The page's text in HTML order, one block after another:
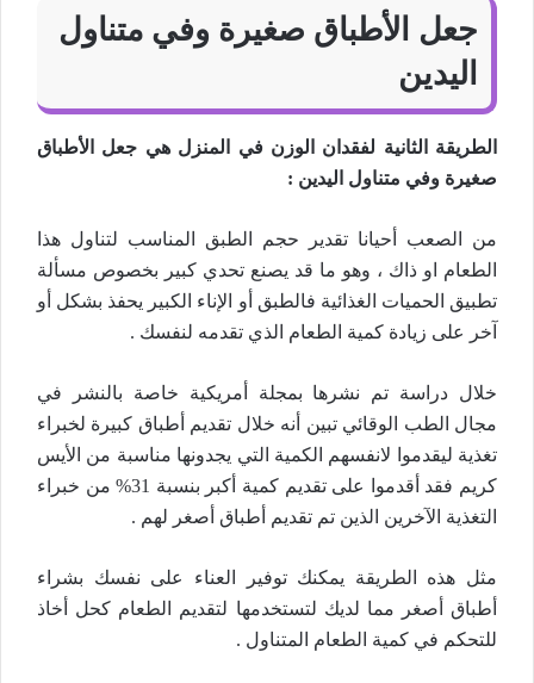
جعل الأطباق صغيرة وفي متناول
اليدين
الطريقة الثانية لفقدان الوزن في المنزل هي جعل الأطباق
صغيرة وفي متناول اليدين :
من الصعب أحيانا تقدير حجم الطبق المناسب لتناول هذا
الطعام او ذاك ، وهو ما قد يصنع تحدي كبير بخصوص مسألة
تطبيق الحميات الغذائية فالطبق أو الإناء الكبير يحفذ بشكل أو
آخر على زيادة كمية الطعام الذي تقدمه لنفسك .
خلال دراسة تم نشرها بمجلة أمريكية خاصة بالنشر في
مجال الطب الوقائي تبين أنه خلال تقديم أطباق كبيرة لخبراء
تغذية ليقدموا لانفسهم الكمية التي يجدونها مناسبة من الأيس
كريم فقد أقدموا على تقديم كمية أكبر بنسبة 31% من خبراء
التغذية الآخرين الذين تم تقديم أطباق أصغر لهم .
مثل هذه الطريقة يمكنك توفير العناء على نفسك بشراء
أطباق أصغر مما لديك لتستخدمها لتقديم الطعام كحل أخاذ
للتحكم في كمية الطعام المتناول .